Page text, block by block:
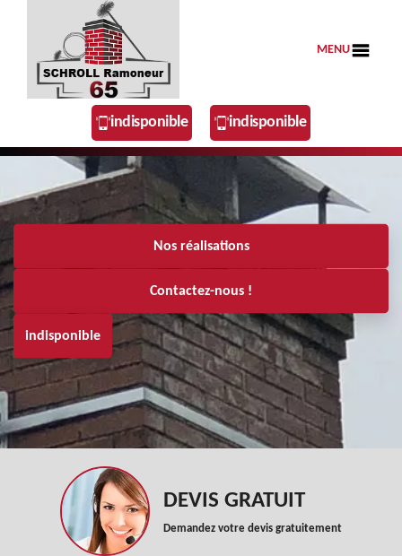
MENU
indisponible indisponible
Nos réalisations
Contactez-nous !
indisponible
DEVIS GRATUIT
Demandez votre devis gratuitement